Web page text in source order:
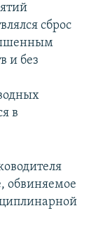
сброс
и без
в
обвиняемое